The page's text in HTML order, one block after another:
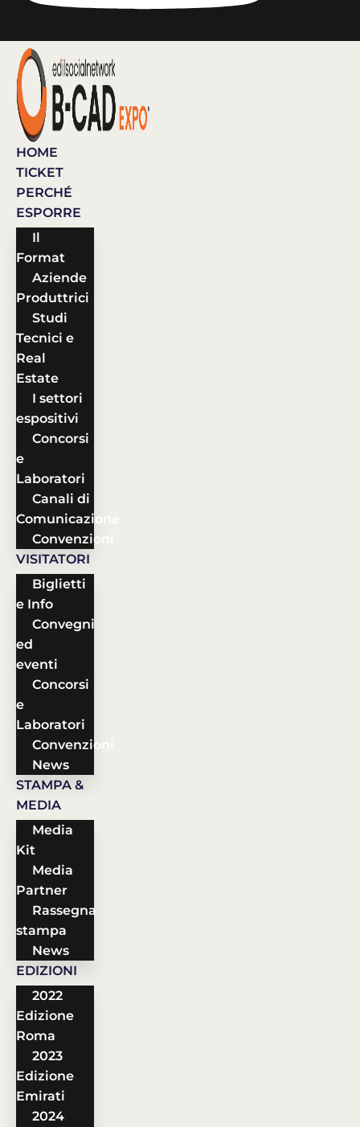
HOME
TICKET
PERCHÉ
ESPORRE
Il
Format
Aziende
Produttrici
Studi
Tecnici e
Real
Estate
I settori
espositivi
Concorsi
e
Laboratori
Canali di
Comunicazione
Convenzioni
VISITATORI
Biglietti
e Info
Convegni
ed
eventi
Concorsi
e
Laboratori
Convenzioni
News
STAMPA &
MEDIA
Media
Kit
Media
Partner
Rassegna
stampa
News
EDIZIONI
2022
Edizione
Roma
2023
Edizione
Emirati
2024